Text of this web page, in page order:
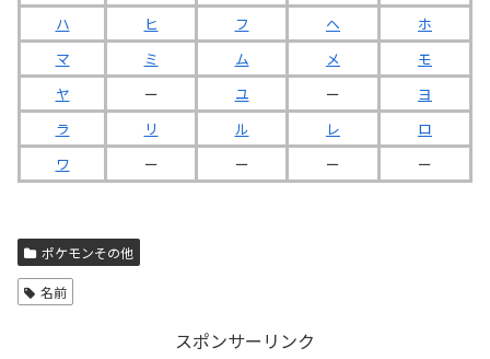
ハ
ヒ フ ヘ
ホ
マ
ミ ム メ
モ
ヤ
ー ユ ー
ヨ
ラ
リ ル レ
ロ
ワ
ー ー ー ー
ポケモンその他
名前
スポンサーリンク